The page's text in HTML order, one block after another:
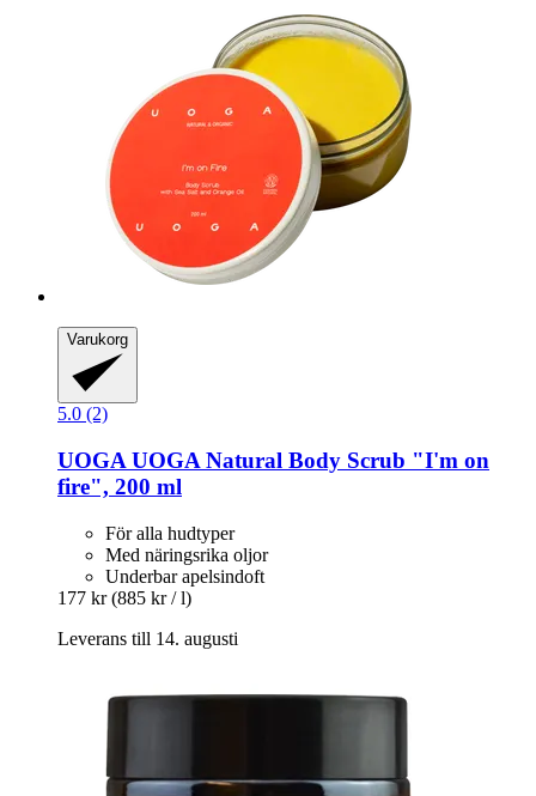
Varukorg
5.0 (2)
UOGA UOGA Natural Body Scrub "I'm on
fire", 200 ml
För alla hudtyper
Med näringsrika oljor
Underbar apelsindoft
177 kr (885 kr / l)
Leverans till 14. augusti